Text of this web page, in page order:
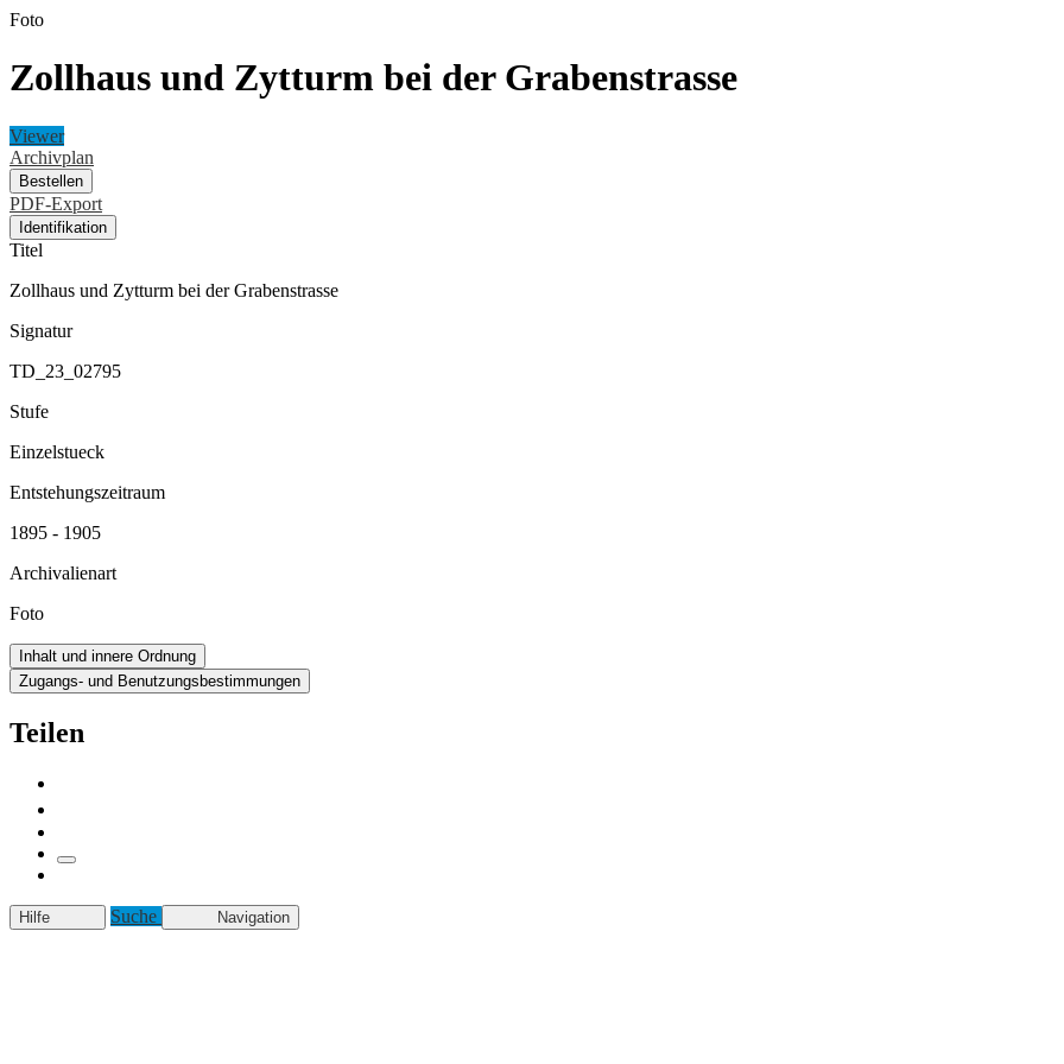
Foto
Zollhaus und Zytturm bei der Grabenstrasse
Viewer
Archivplan
Bestellen
PDF-Export
Identifikation
Titel
Zollhaus und Zytturm bei der Grabenstrasse
Signatur
TD_23_02795
Stufe
Einzelstueck
Entstehungszeitraum
1895 - 1905
Archivalienart
Foto
Inhalt und innere Ordnung
Zugangs- und Benutzungsbestimmungen
Teilen
Hilfe Suche Navigation